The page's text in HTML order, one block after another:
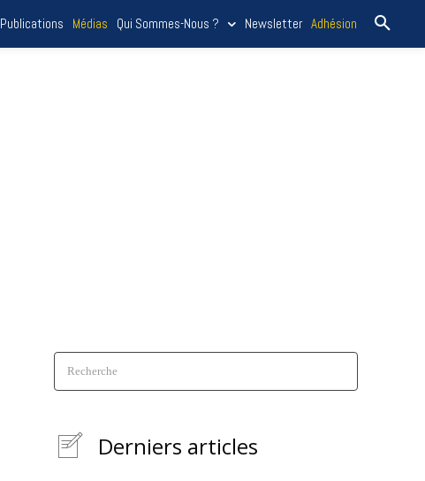
Publications Médias Qui Sommes-Nous ? Newsletter Adhésion
Recherche
Derniers articles